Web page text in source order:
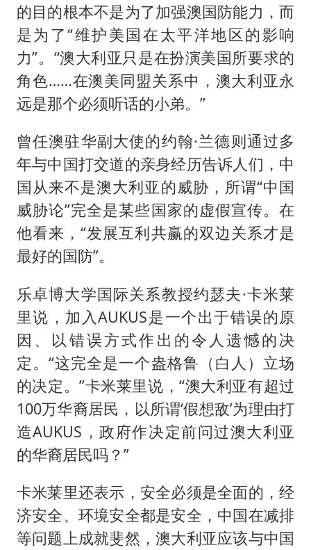
的目的根本不是为了加强澳国防能力，而
是为了“维护美国在太平洋地区的影响
力”。“澳大利亚只是在扮演美国所要求的
角色……在澳美同盟关系中，澳大利亚永
远是那个必须听话的小弟。”
曾任澳驻华副大使的约翰·兰德则通过多
年与中国打交道的亲身经历告诉人们，中
国从来不是澳大利亚的威胁，所谓“中国
威胁论”完全是某些国家的虚假宣传。在
他看来，“发展互利共赢的双边关系才是
最好的国防”。
乐卓博大学国际关系教授约瑟夫·卡米莱
里说，加入AUKUS是一个出于错误的原
因、以错误方式作出的令人遗憾的决
定。“这完全是一个盎格鲁（白人）立场
的决定。”卡米莱里说，“澳大利亚有超过
100万华裔居民，以所谓‘假想敌’为理由打
造AUKUS，政府作决定前问过澳大利亚
的华裔居民吗？”
卡米莱里还表示，安全必须是全面的，经
济安全、环境安全都是安全，中国在减排
等问题上成就斐然，澳大利亚应该与中国